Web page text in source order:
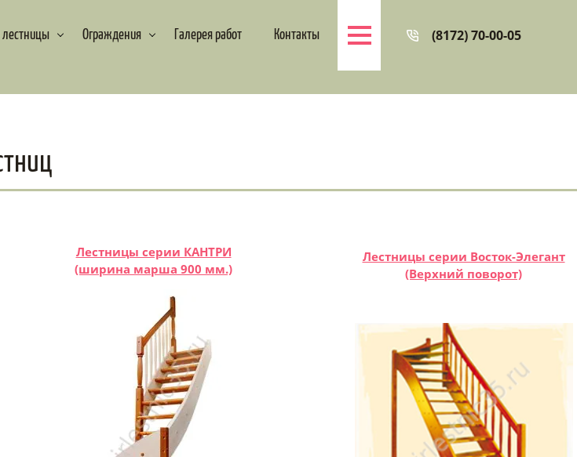
лестницы Ограждения Галерея работ Контакты (8172) 70-00-05
Лестницы серии КАНТРИ
(ширина марша 900 мм.)
Лестницы серии Восток-Элегант
(Верхний поворот)